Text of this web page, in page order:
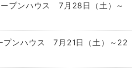
プンハウス 7月28日（土）～
ンハウス 7月21日（土）～22